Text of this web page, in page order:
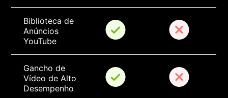
Biblioteca de
Anúncios
YouTube
Gancho de
Vídeo de Alto
Desempenho